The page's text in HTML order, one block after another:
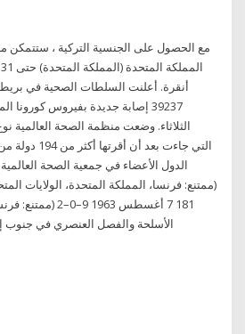
مع الحصول على الجنسية التركية ،
أنقرة. أعلنت السلطات الصحية في
الثلاثاء. وضعت منظمة الصحة العالمية
(ممتنع: فرنسا، المملكة المتحدة، الولايات
181 7 أغسطس 1963
الأسلحة والفصل العنصري في جنوب إفريقيا 182 4